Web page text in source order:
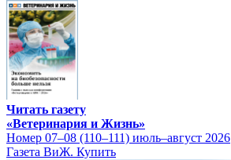
Читать газету
«Ветеринария и Жизнь»
Номер 07–08 (110–111) июль–август 2026
Газета ВиЖ. Купить